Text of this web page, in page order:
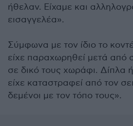
ήθελαν. Είχαμε και
εισαγγελέα».
Σύμφωνα με τον ίδιο το
είχε παραχωρηθεί μετά από
σε δικό τους χωράφι. Δίπλα
είχε καταστραφεί από τον
δεμένοι με τον τόπο τους».